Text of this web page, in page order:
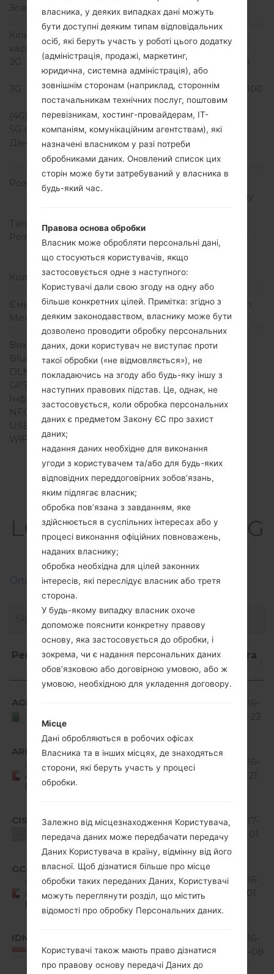
Зовнішня память
microSD, до 32 GB
Мережа та дані
Кількість місць для сім
карт
1 Міні SIM
2G
GSM 850/900/1800/1900
MHz
3G
HSDPA 850/900/1900/2100
MHz
(4G) LTE
-
5G network
-
Дані
GPRS, EDGE, HSDPA,
UMTS
Дисплей
Розмір екрану
співвідношення екрану
Тип екрану
TFT
Розширення екрану
240 x 320 пікселів (~133
щільність пікселів на
дюйм)
Кольори екрану
256K кольорів
Акамулятор і клавіатура
Ємність акумулятора
Зємний Li-Ion 1540 mAh
Механічна клавіатура
-
Інтерфейси
Вихід для аудіо
3.5mm jack
Bluetooth
Версія 3.0, A2DP
DLNA
Ні
GPS
Так, A-GPS
Інфрачервоний порт
Ні
NFC
Ні
USB
microUSB 2.0
WiFi
Прошивки
LGE410(LGE410) akaLG
Optimus L1 II
Описання регіонів прошивок телефонів LG
Регіон
Назва
файлу
ОС Розмір Дата
Регіон
Назва
ОС Розмір
AGR
Algeria
Android
2016-
07-23
ARE
United
Arab
Emirates
V10F_00.kdz
Android
4.1-4.3
Jelly
504.14
2016-
12-21
CIS
Unknown
V10D_00.kdz 4.1-4.3
Jelly
Bean
485.08
MiB
2017-
01-01
GCC
United
Arab
Emirates
V10F_00.kdz
Android
4.1-4.3
Jelly
Bean
504.14
MiB
2016-
11-01
IDN
Indonesia
Jelly
Bean
MiB
2016-
08-08
власника, у деяких випадках дані можуть
бути доступні деяким типам відповідальних
осіб, які беруть участь у роботі цього додатку
(адміністрація, продажі, маркетинг,
юридична, системна адміністрація), або
зовнішнім сторонам (наприклад, стороннім
постачальникам технічних послуг, поштовим
перевізникам, хостинг-провайдерам, ІТ-
компаніям, комунікаційним агентствам), які
назначені власником у разі потреби
обробниками даних. Оновлений список цих
сторін може бути затребуваний у власника в
будь-який час.
Правова основа обробки
Власник може обробляти персональні дані,
що стосуються користувачів, якщо
застосовується одне з наступного:
Користувачі дали свою згоду на одну або
більше конкретних цілей. Примітка: згідно з
деяким законодавством, власнику може бути
дозволено проводити обробку персональних
даних, доки користувач не виступає проти
такої обробки («не відмовляється»), не
покладаючись на згоду або будь-яку іншу з
наступних правових підстав. Це, однак, не
застосовується, коли обробка персональних
даних є предметом Закону ЄС про захист
даних;
надання даних необхідне для виконання
угоди з користувачем та/або для будь-яких
відповідних переддоговірних зобов’язань,
яким підлягає власник;
обробка пов’язана з завданням, яке
здійснюється в суспільних інтересах або у
процесі виконання офіційних повноважень,
наданих власнику;
обробка необхідна для цілей законних
інтересів, які переслідує власник або третя
сторона.
У будь-якому випадку власник охоче
допоможе пояснити конкретну правову
основу, яка застосовується до обробки, і
зокрема, чи є надання персональних даних
обов’язковою або договірною умовою, або ж
умовою, необхідною для укладення договору.
Місце
Дані обробляються в робочих офісах
Власника та в інших місцях, де знаходяться
сторони, які беруть участь у процесі
обробки.
Залежно від місцезнаходження Користувача,
передача даних може передбачати передачу
Даних Користувача в країну, відмінну від його
власної. Щоб дізнатися більше про місце
обробки таких переданих Даних, Користувачі
можуть переглянути розділ, що містить
відомості про обробку Персональних даних.
Користувачі також мають право дізнатися
про правову основу передачі Даних до